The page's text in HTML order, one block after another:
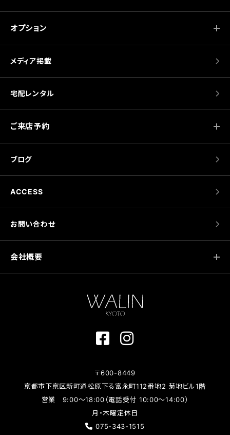
オプション
メディア掲載
宅配レンタル
ご来店予約
ブログ
ACCESS
お問い合わせ
会社概要
〒600-8449
京都市下京区新町通松原下る富永町112番地2 菊地ビル1階
営業 9:00～18:00（電話受付 10:00～14:00）
月・木曜定休日
075-343-1515